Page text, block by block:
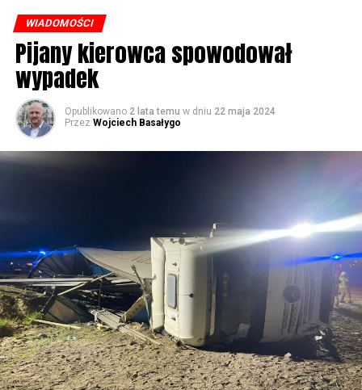
(Niemcy), Biblioteka Publiczna Gminy Wolin, Parafia
Rzymskokatolicka w Wolinie
59768 odsłon
WIADOMOŚCI
Pijany kierowca spowodował
wypadek
Opublikowano 2 lata temu w dniu 22 maja 2024
Przez Wojciech Basałygo